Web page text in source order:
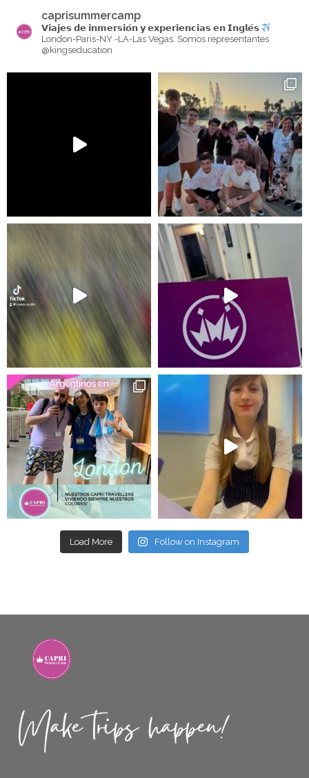
caprisummercamp
𝗩𝗶𝗮𝗷𝗲𝘀 𝗱𝗲 𝗶𝗻𝗺𝗲𝗿𝘀𝗶𝗼́𝗻 𝘆 𝗲𝘅𝗽𝗲𝗿𝗶𝗲𝗻𝗰𝗶𝗮𝘀 𝗲𝗻 𝗜𝗻𝗴𝗹𝗲́𝘀
London-Paris-NY -LA-Las Vegas. Somos representantes
@kingseducation
Load More Follow on Instagram